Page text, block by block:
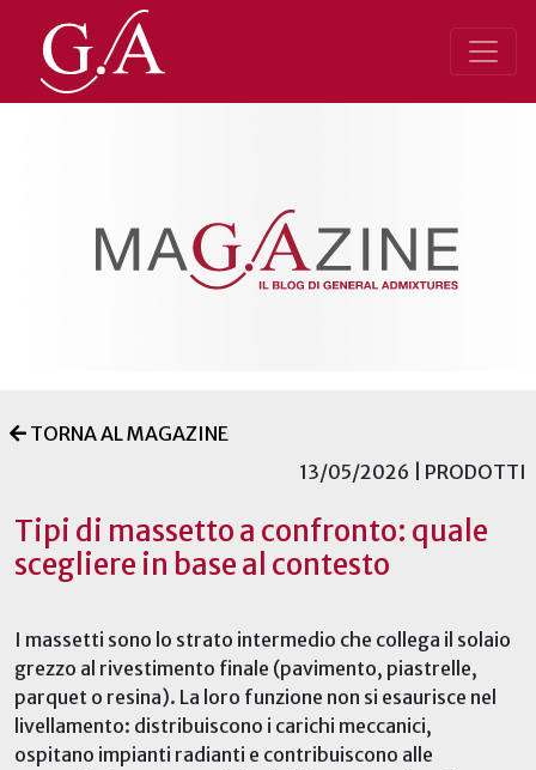
TORNA AL MAGAZINE
13/05/2026 | PRODOTTI
Tipi di massetto a confronto: quale
scegliere in base al contesto
I massetti sono lo strato intermedio che collega il solaio
grezzo al rivestimento finale (pavimento, piastrelle,
parquet o resina). La loro funzione non si esaurisce nel
livellamento: distribuiscono i carichi meccanici,
ospitano impianti radianti e contribuiscono alle